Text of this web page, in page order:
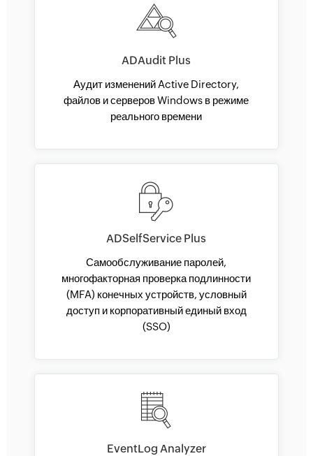
ADAudit Plus
Аудит изменений Active Directory,
файлов и серверов Windows в режиме
реального времени
ADSelfService Plus
Самообслуживание паролей,
многофакторная проверка подлинности
(MFA) конечных устройств, условный
доступ и корпоративный единый вход
(SSO)
EventLog Analyzer